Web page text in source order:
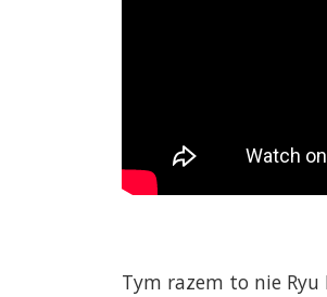
Tym razem to nie